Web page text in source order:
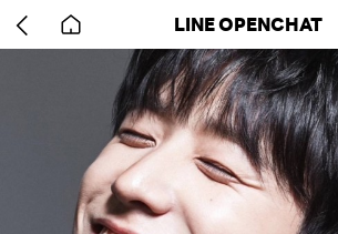
back
to
home
LINE OPENCHAT